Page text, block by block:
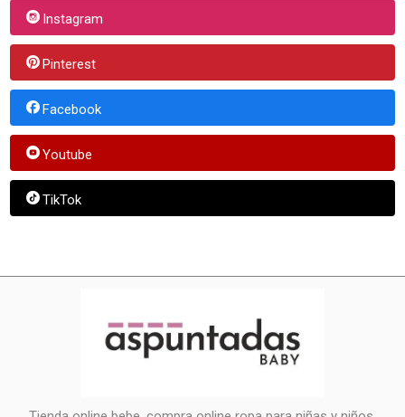
Instagram
Pinterest
Facebook
Youtube
TikTok